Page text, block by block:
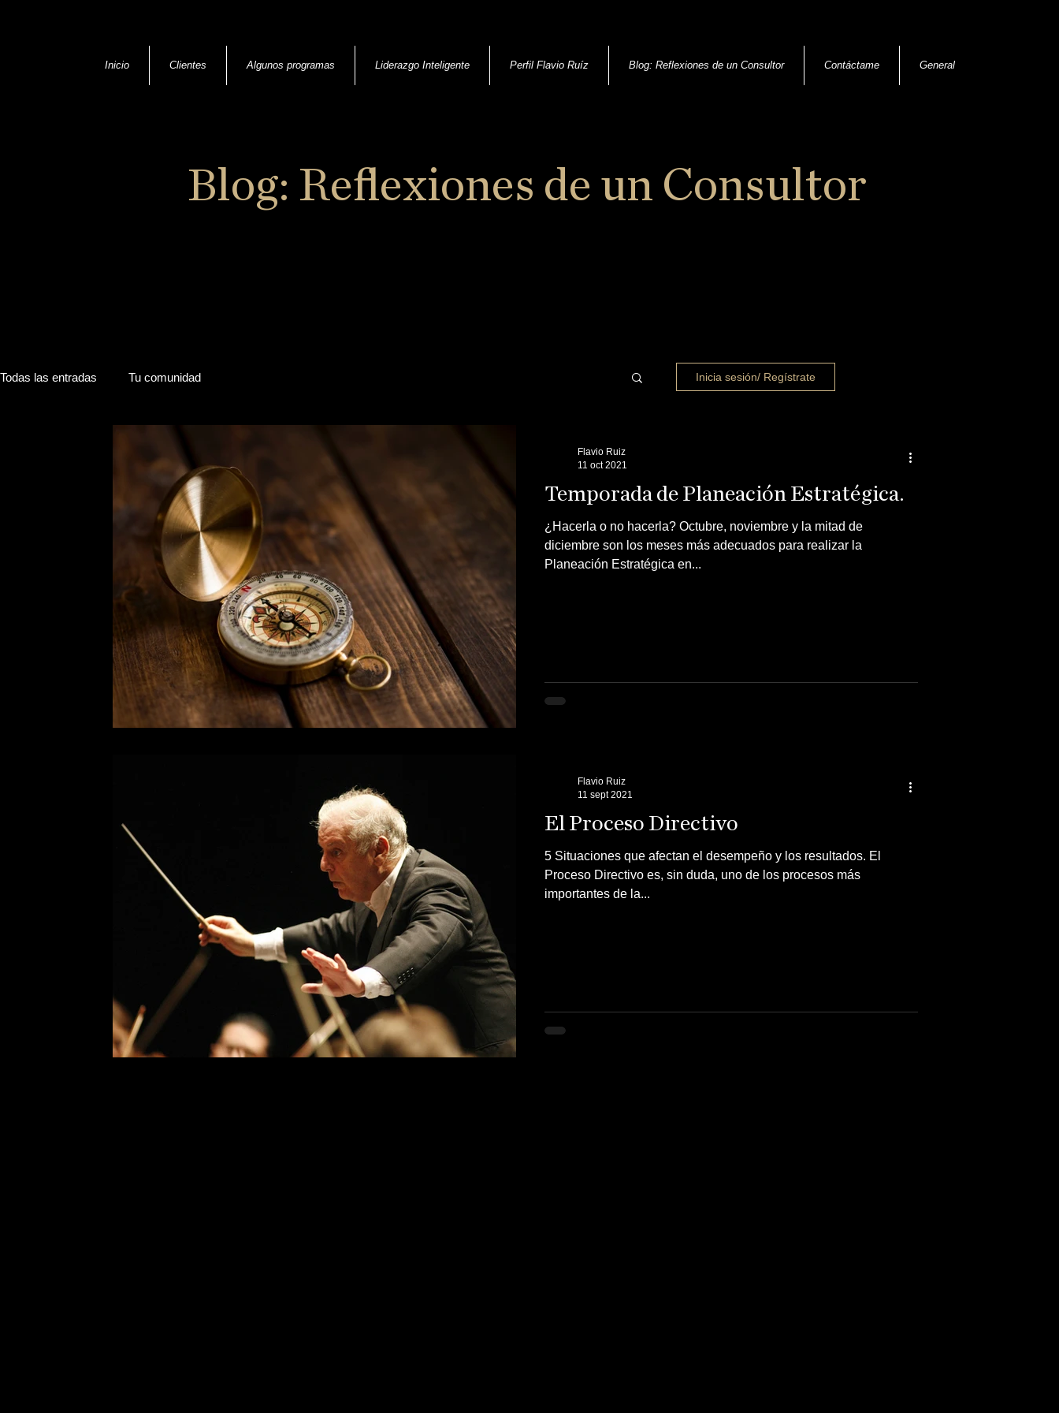
Inicio Clientes Algunos programas Liderazgo Inteligente Perfil Flavio Ruíz Blog: Reflexiones de un Consultor Contáctame General
Blog: Reflexiones de un Consultor
Todas las entradas Tu comunidad Inicia sesión/ Regístrate
Temporada de Planeación Estratégica.
¿Hacerla o no hacerla? Octubre, noviembre y la mitad de
diciembre son los meses más adecuados para realizar la
Planeación Estratégica en...
Flavio Ruiz
11 oct 2021
El Proceso Directivo
5 Situaciones que afectan el desempeño y los resultados. El
Proceso Directivo es, sin duda, uno de los procesos más
importantes de la...
Flavio Ruiz
11 sept 2021